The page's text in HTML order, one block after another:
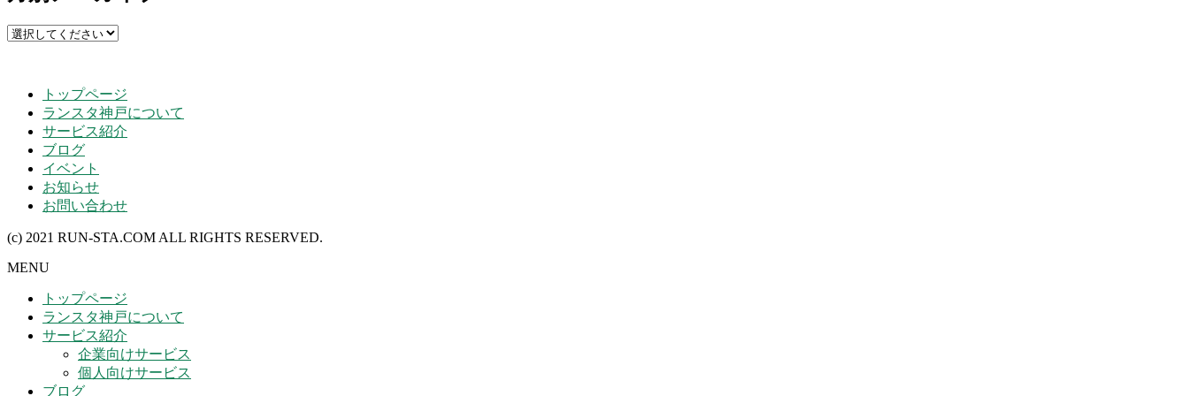
トップページ
ランスタ神戸について
サービス紹介
ブログ
イベント
お知らせ
お問い合わせ
(c) 2021 RUN-STA.COM ALL RIGHTS RESERVED.
MENU
トップページ
ランスタ神戸について
サービス紹介
企業向けサービス
個人向けサービス
ブログ